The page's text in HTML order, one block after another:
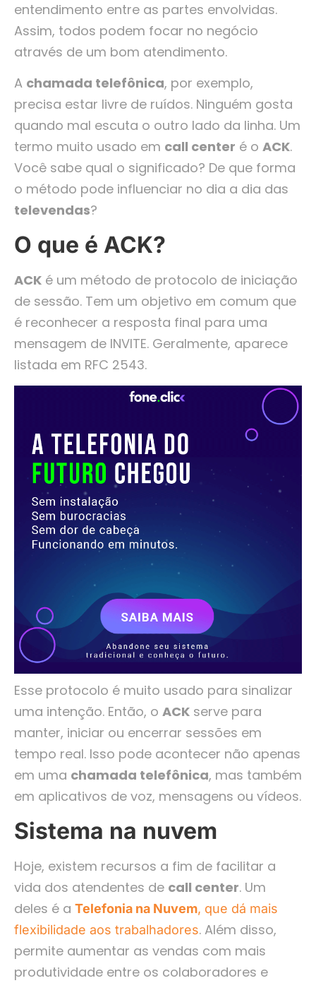
entendimento entre as partes envolvidas.
Assim, todos podem focar no negócio
através de um bom atendimento.
A chamada telefônica, por exemplo,
precisa estar livre de ruídos. Ninguém gosta
quando mal escuta o outro lado da linha. Um
termo muito usado em call center é o ACK.
Você sabe qual o significado? De que forma
o método pode influenciar no dia a dia das
televendas?
O que é ACK?
ACK é um método de protocolo de iniciação
de sessão. Tem um objetivo em comum que
é reconhecer a resposta final para uma
mensagem de INVITE. Geralmente, aparece
listada em RFC 2543.
Esse protocolo é muito usado para sinalizar
uma intenção. Então, o ACK serve para
manter, iniciar ou encerrar sessões em
tempo real. Isso pode acontecer não apenas
em uma chamada telefônica, mas também
em aplicativos de voz, mensagens ou vídeos.
Sistema na nuvem
Hoje, existem recursos a fim de facilitar a
vida dos atendentes de call center. Um
deles é a Telefonia na Nuvem, que dá mais
flexibilidade aos trabalhadores. Além disso,
permite aumentar as vendas com mais
produtividade entre os colaboradores e